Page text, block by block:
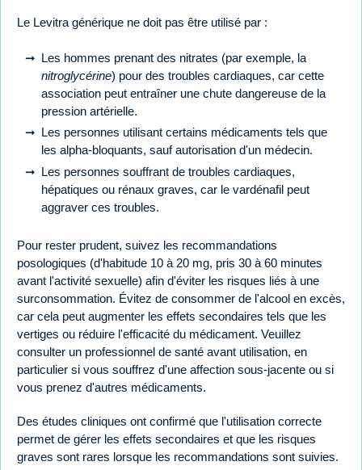
Le Levitra générique ne doit pas être utilisé par :
Les hommes prenant des nitrates (par exemple, la
nitroglycérine) pour des troubles cardiaques, car cette
association peut entraîner une chute dangereuse de la
pression artérielle.
Les personnes utilisant certains médicaments tels que
les alpha-bloquants, sauf autorisation d'un médecin.
Les personnes souffrant de troubles cardiaques,
hépatiques ou rénaux graves, car le vardénafil peut
aggraver ces troubles.
Pour rester prudent, suivez les recommandations
posologiques (d'habitude 10 à 20 mg, pris 30 à 60 minutes
avant l'activité sexuelle) afin d'éviter les risques liés à une
surconsommation. Évitez de consommer de l'alcool en excès,
car cela peut augmenter les effets secondaires tels que les
vertiges ou réduire l'efficacité du médicament. Veuillez
consulter un professionnel de santé avant utilisation, en
particulier si vous souffrez d'une affection sous-jacente ou si
vous prenez d'autres médicaments.
Des études cliniques ont confirmé que l'utilisation correcte
permet de gérer les effets secondaires et que les risques
graves sont rares lorsque les recommandations sont suivies.